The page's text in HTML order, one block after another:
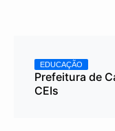
EDUCAÇÃO
Prefeitura de
CEIs